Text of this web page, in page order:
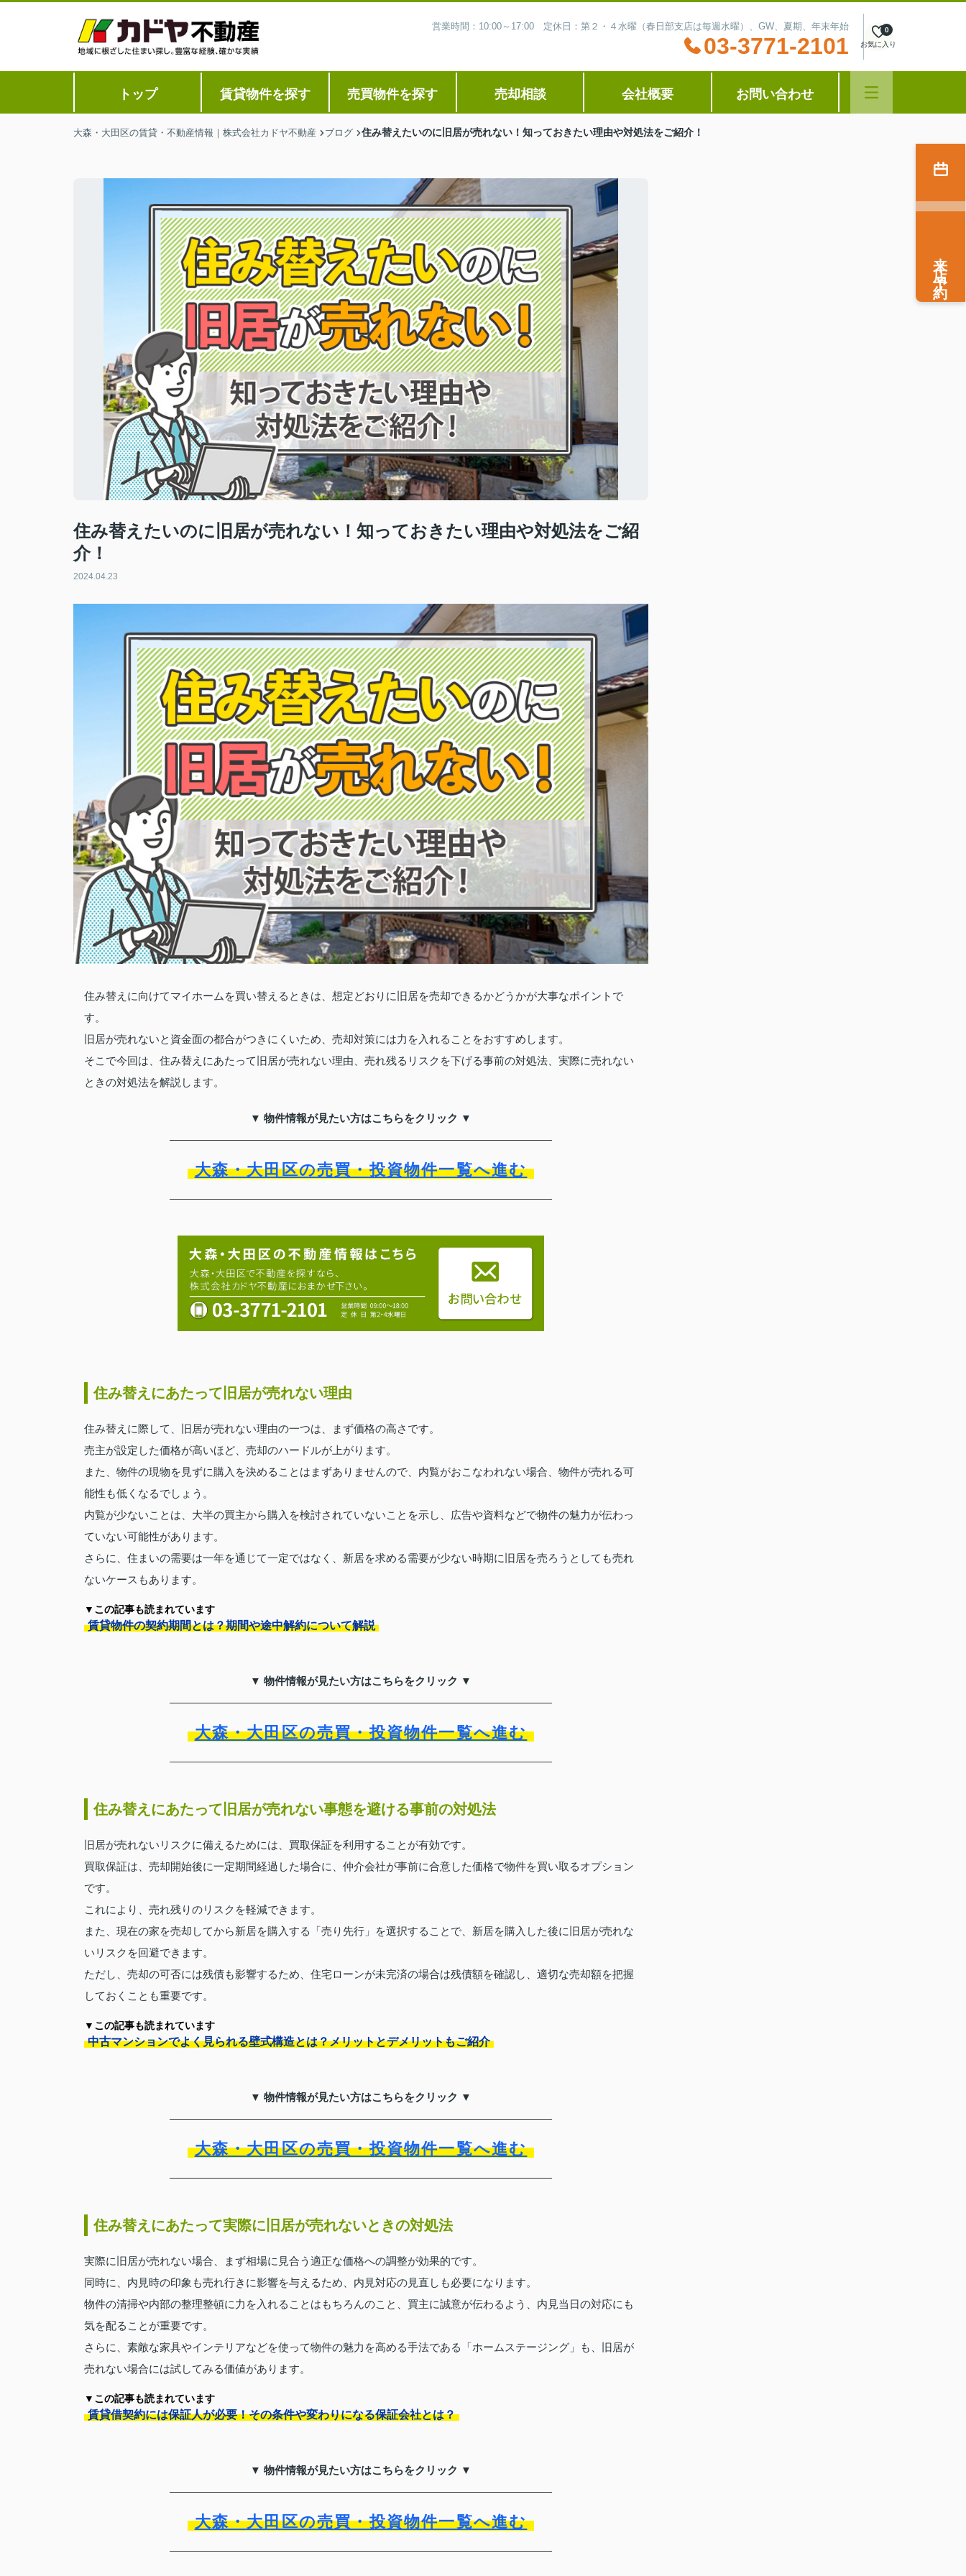
営業時間：10:00～17:00 定休日：第２・４水曜（春日部支店は毎週水曜）、GW、夏期、年末年始
03-3771-2101 お気に入り
0
トップ 賃貸物件を探す 売買物件を探す 売却相談 会社概要 お問い合わせ
大森・大田区の賃貸・不動産情報｜株式会社カドヤ不動産 ブログ 住み替えたいのに旧居が売れない！知っておきたい理由や対処法をご紹介！
住み替えたいのに旧居が売れない！知っておきたい理由や対処法をご紹
介！
2024.04.23
住み替えに向けてマイホームを買い替えるときは、想定どおりに旧居を売却できるかどうかが大事なポイントで
す。
旧居が売れないと資金面の都合がつきにくいため、売却対策には力を入れることをおすすめします。
そこで今回は、住み替えにあたって旧居が売れない理由、売れ残るリスクを下げる事前の対処法、実際に売れない
ときの対処法を解説します。
▼ 物件情報が見たい方はこちらをクリック ▼
大森・大田区の売買・投資物件一覧へ進む
住み替えにあたって旧居が売れない理由
住み替えに際して、旧居が売れない理由の一つは、まず価格の高さです。
売主が設定した価格が高いほど、売却のハードルが上がります。
また、物件の現物を見ずに購入を決めることはまずありませんので、内覧がおこなわれない場合、物件が売れる可
能性も低くなるでしょう。
内覧が少ないことは、大半の買主から購入を検討されていないことを示し、広告や資料などで物件の魅力が伝わっ
ていない可能性があります。
さらに、住まいの需要は一年を通じて一定ではなく、新居を求める需要が少ない時期に旧居を売ろうとしても売れ
ないケースもあります。
▼この記事も読まれています
賃貸物件の契約期間とは？期間や途中解約について解説
▼ 物件情報が見たい方はこちらをクリック ▼
大森・大田区の売買・投資物件一覧へ進む
住み替えにあたって旧居が売れない事態を避ける事前の対処法
旧居が売れないリスクに備えるためには、買取保証を利用することが有効です。
買取保証は、売却開始後に一定期間経過した場合に、仲介会社が事前に合意した価格で物件を買い取るオプション
です。
これにより、売れ残りのリスクを軽減できます。
また、現在の家を売却してから新居を購入する「売り先行」を選択することで、新居を購入した後に旧居が売れな
いリスクを回避できます。
ただし、売却の可否には残債も影響するため、住宅ローンが未完済の場合は残債額を確認し、適切な売却額を把握
しておくことも重要です。
▼この記事も読まれています
中古マンションでよく見られる壁式構造とは？メリットとデメリットもご紹介
▼ 物件情報が見たい方はこちらをクリック ▼
大森・大田区の売買・投資物件一覧へ進む
住み替えにあたって実際に旧居が売れないときの対処法
実際に旧居が売れない場合、まず相場に見合う適正な価格への調整が効果的です。
同時に、内見時の印象も売れ行きに影響を与えるため、内見対応の見直しも必要になります。
物件の清掃や内部の整理整頓に力を入れることはもちろんのこと、買主に誠意が伝わるよう、内見当日の対応にも
気を配ることが重要です。
さらに、素敵な家具やインテリアなどを使って物件の魅力を高める手法である「ホームステージング」も、旧居が
売れない場合には試してみる価値があります。
▼この記事も読まれています
賃貸借契約には保証人が必要！その条件や変わりになる保証会社とは？
▼ 物件情報が見たい方はこちらをクリック ▼
大森・大田区の売買・投資物件一覧へ進む
来店予約